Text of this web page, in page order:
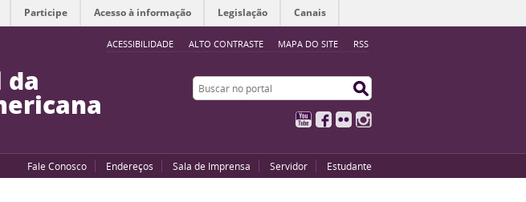
ACESSIBILIDADE ALTO CONTRASTE MAPA DO SITE RSS
Participe Acesso à informação Legislação Canais
da Buscar no portal
YouTubeFacebook
Flickr
Fale Conosco Endereços Sala de Imprensa Servidor Estudante